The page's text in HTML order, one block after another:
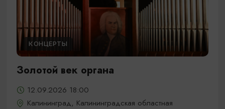
КОНЦЕРТЫ
Золотой век органа
12.09.2026 18:00
Калининград, Калининградская областная